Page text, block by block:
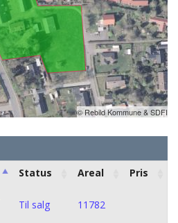
© Rebild Kommune & SDFI
Status Areal
Pris
Til salg 11782